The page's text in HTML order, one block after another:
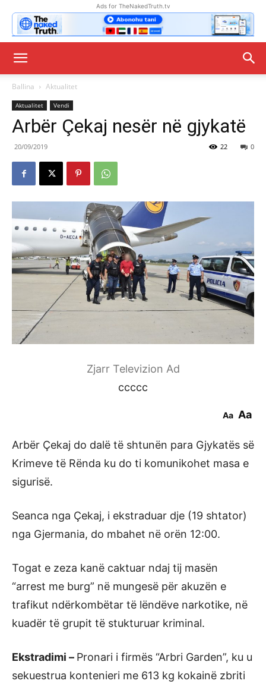
Ads for TheNakedTruth.tv
Ballina Aktualitet
Aktualitet Vendi
Arbër Çekaj nesër në gjykatë
20/09/2019 0
22
Zjarr Televizion Ad
ccccc
Aa Aa
Arbër Çekaj do dalë të shtunën para Gjykatës së
Krimeve të Rënda ku do ti komunikohet masa e
sigurisë.
Seanca nga Çekaj, i ekstraduar dje (19 shtator)
nga Gjermania, do mbahet në orën 12:00.
Togat e zeza kanë caktuar ndaj tij masën
“arrest me burg” në mungesë për akuzën e
trafikut ndërkombëtar të lëndëve narkotike, në
kuadër të grupit të stukturuar kriminal.
Ekstradimi – Pronari i firmës “Arbri Garden”, ku u
sekuestrua kontenieri me 613 kg kokainë zbriti